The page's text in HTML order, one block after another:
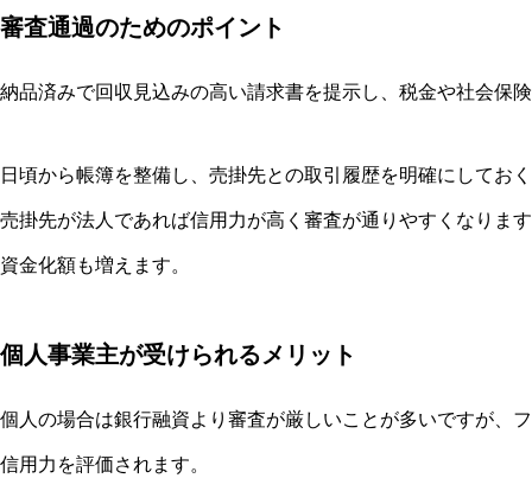
審査通過のためのポイント
納品済みで回収見込みの高い請求書を提示し、税金や社会保
日頃から帳簿を整備し、売掛先との取引履歴を明確にしてお
売掛先が法人であれば信用力が高く審査が通りやすくなりま
資金化額も増えます。
個人事業主が受けられるメリット
個人の場合は銀行融資より審査が厳しいことが多いですが、
信用力を評価されます。